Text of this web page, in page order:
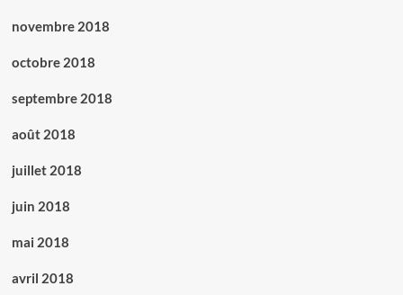
novembre 2018
octobre 2018
septembre 2018
août 2018
juillet 2018
juin 2018
mai 2018
avril 2018